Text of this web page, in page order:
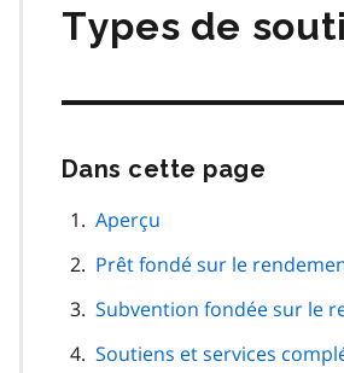
Types de
Dans cette page
page
Aperçu
Prêt fondé sur le
Subvention fondée sur le
Soutiens et services